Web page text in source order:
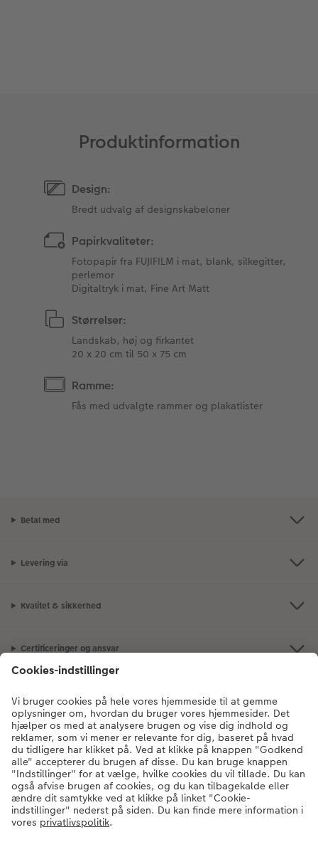
Produktinformation
Design:
Bredt udvalg af designskabeloner
Papirkvaliteter:
Fotopapir fra FUJIFILM i mat, blank, silkegitter,
perlemor
Digitaltryk i mat, Fine Art Matt
Størrelser:
Landskab, høj og firkantet
20 x 20 cm til 50 x 75 cm
Ramme:
Fås med udvalgte rammer og plakatlister
Betal med
Levering via
Kvalitet & sikkerhed
Certificeringer og ansvar
Om os
Fotoprodukter
Andre produkter